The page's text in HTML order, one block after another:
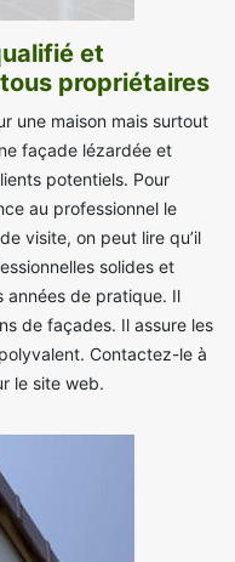
et
propriétaires
une maison mais surtout
façade lézardée et
potentiels. Pour
au professionnel le
visite, on peut lire qu’il
solides et
années de pratique. Il
de façades. Il assure les
Contactez-le à
le site web.